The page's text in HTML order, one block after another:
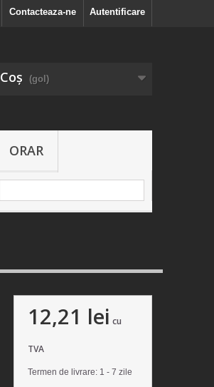
Autentificare
Contacteaza-ne
Coş (gol)
ORAR
12,21 lei cu
TVA
Termen de livrare: 1 - 7 zile